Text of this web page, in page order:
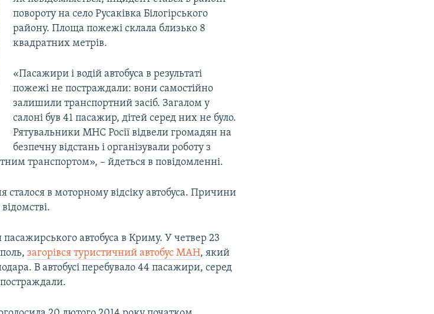
повороту на село Русаківка Білогірського
району. Площа пожежі склала близько 8
квадратних метрів.
«Пасажири і водій автобуса в результаті
пожежі не постраждали: вони самостійно
залишили транспортний засіб. Загалом у
салоні був 41 пасажир, дітей серед них не було.
Рятувальники МНС Росії відвели громадян на
безпечну відстань і організували роботу з
транспортом», – йдеться в повідомленні.
в моторному відсіку автобуса. Причини
автобуса в Криму. У четвер 23
загорівся туристичний автобус МАН, який
В автобусі перебувало 44 пасажири, серед